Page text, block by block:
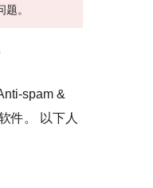
。
spam &
件。 以下人